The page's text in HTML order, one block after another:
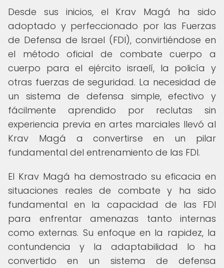
Desde sus inicios, el Krav Magá ha sido
adoptado y perfeccionado por las Fuerzas
de Defensa de Israel (FDI), convirtiéndose en
el método oficial de combate cuerpo a
cuerpo para el ejército israelí, la policía y
otras fuerzas de seguridad. La necesidad de
un sistema de defensa simple, efectivo y
fácilmente aprendido por reclutas sin
experiencia previa en artes marciales llevó al
Krav Magá a convertirse en un pilar
fundamental del entrenamiento de las FDI.
El Krav Magá ha demostrado su eficacia en
situaciones reales de combate y ha sido
fundamental en la capacidad de las FDI
para enfrentar amenazas tanto internas
como externas. Su enfoque en la rapidez, la
contundencia y la adaptabilidad lo ha
convertido en un sistema de defensa